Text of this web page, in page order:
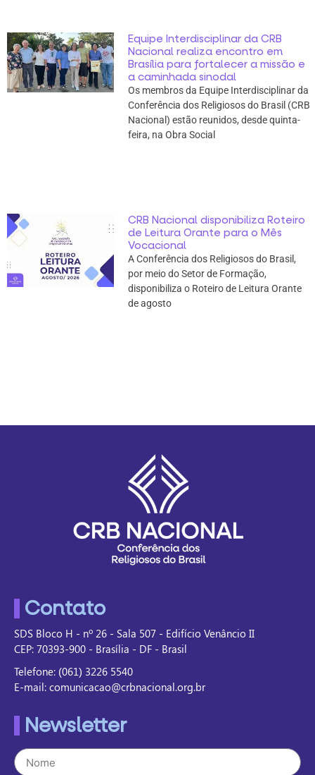
Equipe Interdisciplinar da CRB
Nacional realiza encontro em
Brasília para fortalecer a missão e
a caminhada sinodal
Os membros da Equipe Interdisciplinar da
Conferência dos Religiosos do Brasil (CRB
Nacional) estão reunidos, desde quinta-
feira, na Obra Social
CRB Nacional disponibiliza Roteiro
de Leitura Orante para o Mês
Vocacional
A Conferência dos Religiosos do Brasil,
por meio do Setor de Formação,
disponibiliza o Roteiro de Leitura Orante
de agosto
Contato
SDS Bloco H - nº 26 - Sala 507 - Edifício Venâncio II
CEP: 70393-900 - Brasília - DF - Brasil
Telefone: (061) 3226 5540
E-mail: comunicacao@crbnacional.org.br
Newsletter